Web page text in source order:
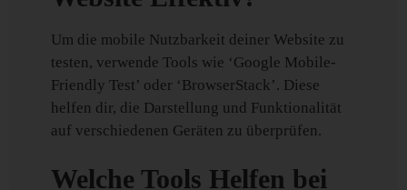
Um die mobile Nutzbarkeit deiner Website zu
testen, verwende Tools wie ‘Google Mobile-
Friendly Test’ oder ‘BrowserStack’. Diese
helfen dir, die Darstellung und Funktionalität
auf verschiedenen Geräten zu überprüfen.
Welche Tools Helfen bei